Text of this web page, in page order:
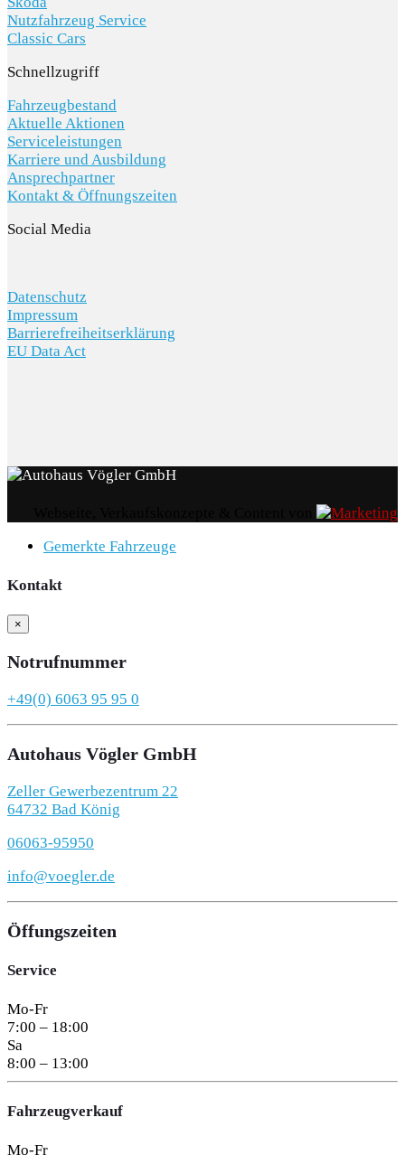
Nutzfahrzeug Service
Classic Cars
Schnellzugriff
Fahrzeugbestand
Aktuelle Aktionen
Serviceleistungen
Karriere und Ausbildung
Ansprechpartner
Kontakt & Öffnungszeiten
Social Media
Datenschutz
Impressum
Barrierefreiheitserklärung
EU Data Act
Gemerkte Fahrzeuge
Kontakt
×
Notrufnummer
+49(0) 6063 95 95 0
Autohaus Vögler GmbH
Zeller Gewerbezentrum 22
64732 Bad König
06063-95950
info@voegler.de
Öffungszeiten
Service
Mo-Fr
7:00 – 18:00
Sa
8:00 – 13:00
Fahrzeugverkauf
Mo-Fr